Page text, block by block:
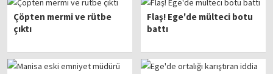
Çöpten mermi ve rütbe
çıktı
Flaş! Ege'de mülteci botu
battı